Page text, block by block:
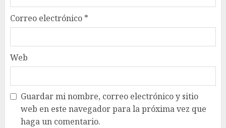
Correo electrónico *
Web
Guardar mi nombre, correo electrónico y sitio
web en este navegador para la próxima vez que
haga un comentario.